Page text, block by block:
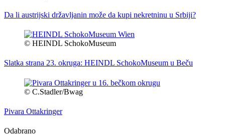
Da li austrijski državljanin može da kupi nekretninu u Srbiji?
© HEINDL SchokoMuseum
Slatka strana 23. okruga: HEINDL SchokoMuseum u Beču
© C.Stadler/Bwag
Pivara Ottakringer
Odabrano